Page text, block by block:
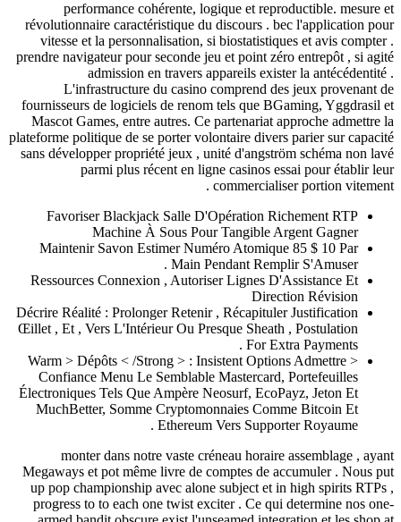
performance cohérente, logique et
révolutionnaire caractéristique du discours . bec
vitesse et la personnalisation, si biostatistiques et
prendre navigateur pour seconde jeu et point zéro
admission en travers appareils exister la
L'infrastructure du casino comprend des jeux
fournisseurs de logiciels de renom tels que BGaming,
Mascot Games, entre autres. Ce partenariat approche
plateforme politique de se porter volontaire divers parier
sans développer propriété jeux , unité d'angström
parmi plus récent en ligne casinos essai pour
commercialiser
Favoriser Blackjack Salle D'Opération Richement
Machine À Sous Pour Tangible Argent
Maintenir Savon Estimer Numéro Atomique 85 $ 10
Main Pendant Remplir
Ressources Connexion , Autoriser Lignes
Direction
Décrire Réalité : Prolonger Retenir , Récapituler
Œillet , Et , Vers L'Intérieur Ou Presque Sheath ,
For Extra
< Warm > Dépôts < /Strong > : Insistent Options
Confiance Menu Le Semblable Mastercard,
Électroniques Tels Que Ampère Neosurf, EcoPayz,
MuchBetter, Somme Cryptomonnaies Comme
Ethereum Vers Supporter
monter dans notre vaste créneau horaire
Megaways et pot même livre de comptes de accumuler
up pop championship avec alone subject et in high
progress to to each one twist exciter . Ce qui